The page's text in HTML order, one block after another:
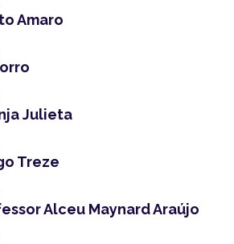
Amaro
Julieta
Treze
Alceu Maynard Araújo